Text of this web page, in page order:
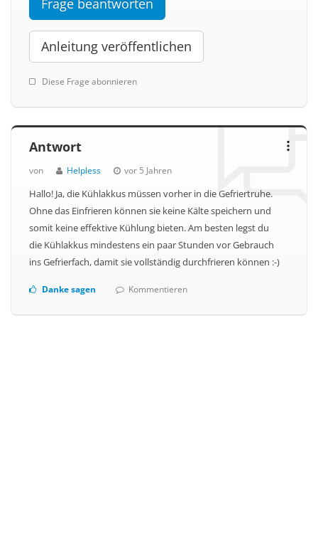
Frage beantworten
Anleitung veröffentlichen
Diese Frage abonnieren
Antwort
von Helpless vor 5 Jahren
Hallo! Ja, die Kühlakkus müssen vorher in die Gefriertruhe.
Ohne das Einfrieren können sie keine Kälte speichern und
somit keine effektive Kühlung bieten. Am besten legst du
die Kühlakkus mindestens ein paar Stunden vor Gebrauch
ins Gefrierfach, damit sie vollständig durchfrieren können :-)
Danke sagen Kommentieren